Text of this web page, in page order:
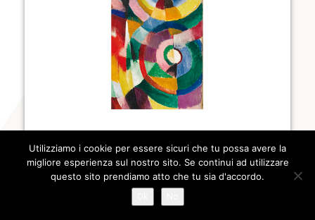
Utilizziamo i cookie per essere sicuri che tu possa avere la
migliore esperienza sul nostro sito. Se continui ad utilizzare
questo sito prendiamo atto che tu sia d'accordo.